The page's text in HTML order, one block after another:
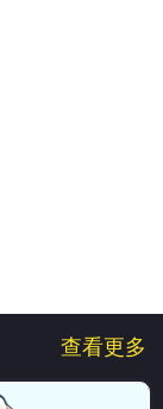
查看更多